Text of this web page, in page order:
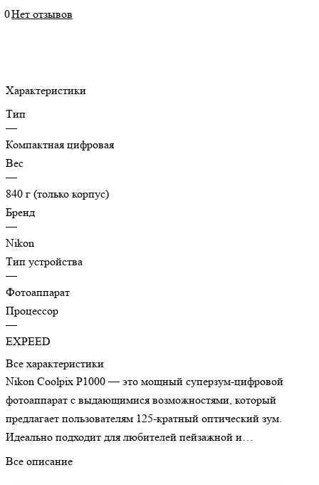
0Нет отзывов
Характеристики
Тип
—
Компактная цифровая
Вес
—
840 г (только корпус)
Бренд
—
Nikon
Тип устройства
—
Фотоаппарат
Процессор
—
EXPEED
Все характеристики
Nikon Coolpix P1000 — это мощный суперзум-цифровой
фотоаппарат с выдающимися возможностями, который
предлагает пользователям 125-кратный оптический зум.
Идеально подходит для любителей пейзажной и
астрономической фотографии, а также для съемки дикой
Все описание